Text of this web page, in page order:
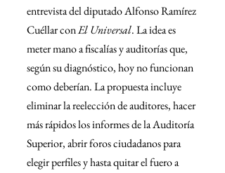
entrevista del diputado Alfonso Ramírez
Cuéllar con El Universal. La idea es
meter mano a fiscalías y auditorías que,
según su diagnóstico, hoy no funcionan
como deberían. La propuesta incluye
eliminar la reelección de auditores, hacer
más rápidos los informes de la Auditoría
Superior, abrir foros ciudadanos para
elegir perfiles y hasta quitar el fuero a